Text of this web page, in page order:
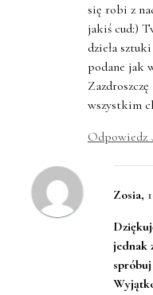
się robi z
jakiś cud:)
dzieła
podane jak
wszystkim
Odpowiedz
Zosia,
jednak